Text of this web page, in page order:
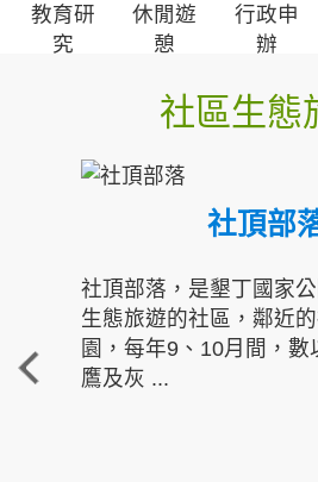
教育研
究
休閒遊
憩
行政申
辦
社區生態
社頂部
社頂部落，是墾丁國家
生態旅遊的社區，鄰近
園，每年9、10月間，數
鷹及灰 ...